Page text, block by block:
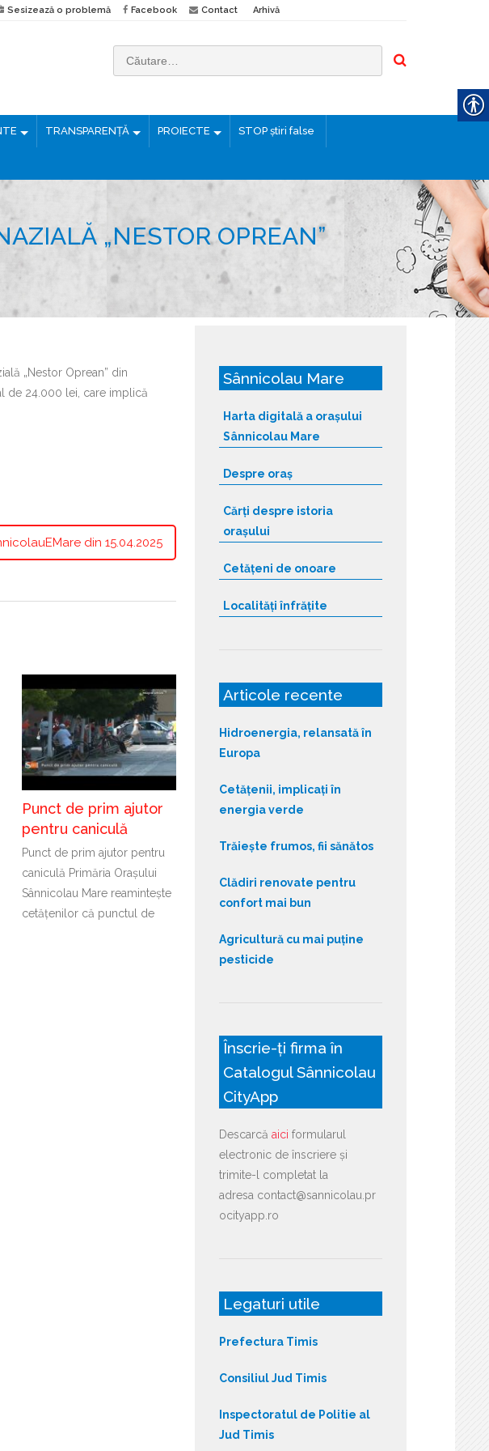
Sesizează o problemă Facebook Contact Arhivă
TRANSPARENȚĂ PROIECTE STOP știri false
„NESTOR OPREAN”
„Nestor Oprean” din
de 24.000 lei, care implică
din 15.04.2025
Punct de prim ajutor
pentru caniculă
Punct de prim ajutor pentru
caniculă Primăria Orașului
Sânnicolau Mare reamintește
cetățenilor că punctul de
Sânnicolau Mare
Harta digitală a orașului
Sânnicolau Mare
Despre oraș
Cărți despre istoria
orașului
Cetățeni de onoare
Localități înfrățite
Articole recente
Hidroenergia, relansată în
Europa
Cetățenii, implicați în
energia verde
Trăiește frumos, fii sănătos
Clădiri renovate pentru
confort mai bun
Agricultură cu mai puține
pesticide
Înscrie-ți firma în
Catalogul Sânnicolau
CityApp
Descarcă aici formularul
electronic de înscriere și
trimite-l completat la
adresa contact@sannicolau.pr
ocityapp.ro
Legaturi utile
Prefectura Timis
Consiliul Jud Timis
Inspectoratul de Politie al
Jud Timis